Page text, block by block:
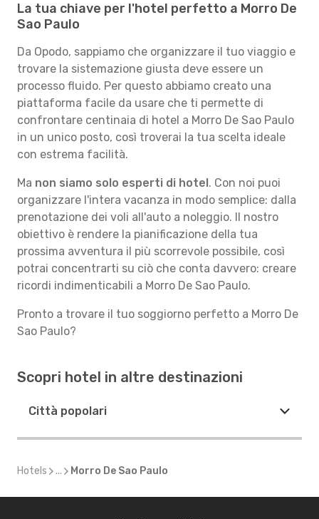
La tua chiave per l'hotel perfetto a Morro De
Sao Paulo
Da Opodo, sappiamo che organizzare il tuo viaggio e
trovare la sistemazione giusta deve essere un
processo fluido. Per questo abbiamo creato una
piattaforma facile da usare che ti permette di
confrontare centinaia di hotel a Morro De Sao Paulo
in un unico posto, così troverai la tua scelta ideale
con estrema facilità.
Ma non siamo solo esperti di hotel. Con noi puoi
organizzare l'intera vacanza in modo semplice: dalla
prenotazione dei voli all'auto a noleggio. Il nostro
obiettivo è rendere la pianificazione della tua
prossima avventura il più scorrevole possibile, così
potrai concentrarti su ciò che conta davvero: creare
ricordi indimenticabili a Morro De Sao Paulo.
Pronto a trovare il tuo soggiorno perfetto a Morro De
Sao Paulo?
Scopri hotel in altre destinazioni
Città popolari
Hotels ... Morro De Sao Paulo